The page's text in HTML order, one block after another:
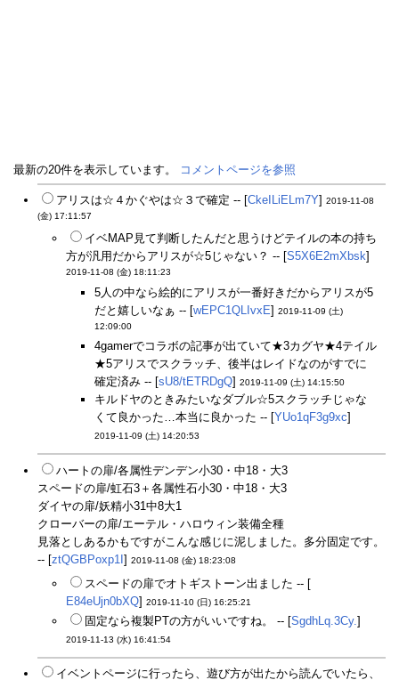
最新の20件を表示しています。 コメントページを参照
アリスは☆４かぐやは☆３で確定 -- [CkeILiELm7Y] 2019-11-08
(金) 17:11:57
イベMAP見て判断したんだと思うけどテイルの本の持ち
方が汎用だからアリスが☆5じゃない？ -- [S5X6E2mXbsk]
2019-11-08 (金) 18:11:23
5人の中なら絵的にアリスが一番好きだからアリスが5
だと嬉しいなぁ -- [wEPC1QLIvxE] 2019-11-09 (土)
12:09:00
4gamerでコラボの記事が出ていて★3カグヤ★4テイル
★5アリスでスクラッチ、後半はレイドなのがすでに
確定済み -- [sU8/tETRDgQ] 2019-11-09 (土) 14:15:50
キルドヤのときみたいなダブル☆5スクラッチじゃな
くて良かった…本当に良かった -- [YUo1qF3g9xc]
2019-11-09 (土) 14:20:53
ハートの扉/各属性デンデン小30・中18・大3
スペードの扉/虹石3＋各属性石小30・中18・大3
ダイヤの扉/妖精小31中8大1
クローバーの扉/エーテル・ハロウィン装備全種
見落としあるかもですがこんな感じに泥しました。多分固定です。
-- [ztQGBPoxp1I] 2019-11-08 (金) 18:23:08
スペードの扉でオトギストーン出ました -- [
E84eUjn0bXQ] 2019-11-10 (日) 16:25:21
固定なら複製PTの方がいいですね。 -- [SgdhLq.3Cy. ]
2019-11-13 (水) 16:41:54
イベントページに行ったら、遊び方が出たから読んでいたら、